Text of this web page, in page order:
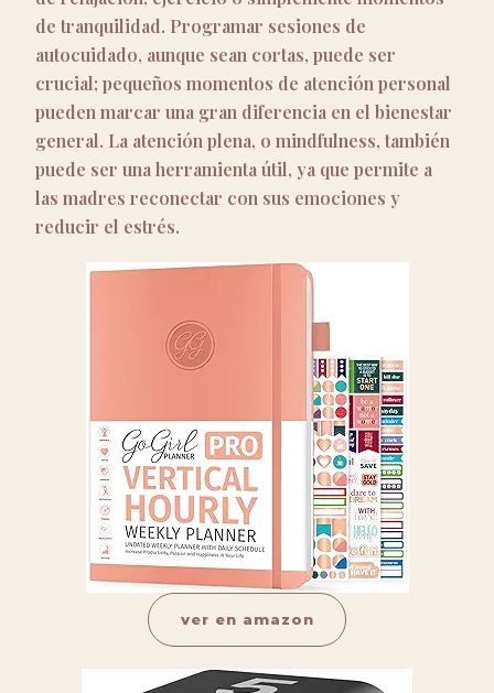
de tranquilidad. Programar sesiones de
autocuidado, aunque sean cortas, puede ser
crucial; pequeños momentos de atención personal
pueden marcar una gran diferencia en el bienestar
general. La atención plena, o mindfulness, también
puede ser una herramienta útil, ya que permite a
las madres reconectar con sus emociones y
reducir el estrés.
ver en amazon